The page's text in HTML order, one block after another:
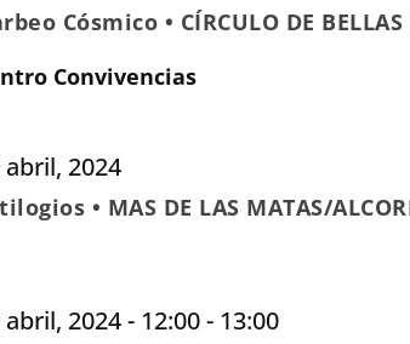
Cósmico • CÍRCULO DE
Convivencias
abril, 2024
• MAS DE LAS MATAS/
abril, 2024 - 12:00- 13:00